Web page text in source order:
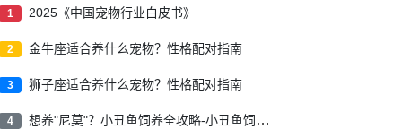
1 2025《中国宠物行业白皮书》
2 金牛座适合养什么宠物？性格配对指南
3 狮子座适合养什么宠物？性格配对指南
4 想养"尼莫"？小丑鱼饲养全攻略-小丑鱼饲养指南